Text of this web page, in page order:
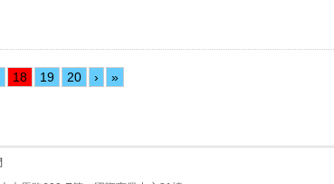
18 19 20 › »